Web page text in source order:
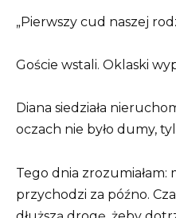
„Pierwszy cud naszej
Goście wstali. Oklaski
Diana siedziała
oczach nie było dumy,
Tego dnia zrozumiałam:
przychodzi za późno.